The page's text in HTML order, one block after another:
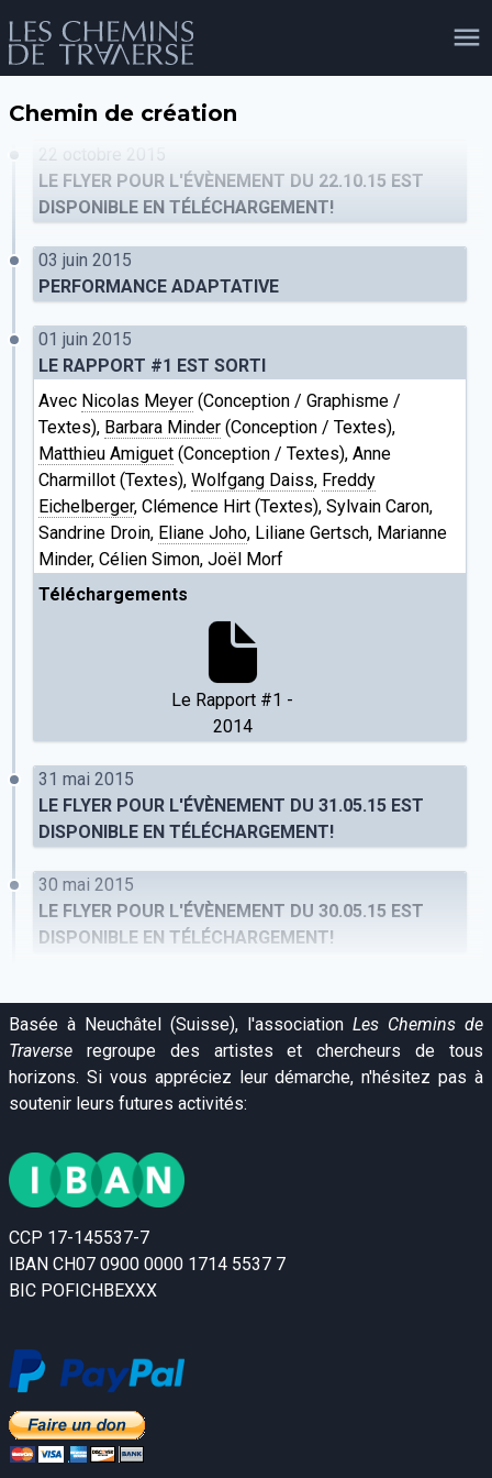
évènements
publics
Chemin de création
22 octobre 2015
LE FLYER POUR L'ÉVÈNEMENT DU 22.10.15 EST
DISPONIBLE EN TÉLÉCHARGEMENT!
03 juin 2015
PERFORMANCE ADAPTATIVE
01 juin 2015
LE RAPPORT #1 EST SORTI
Avec Nicolas Meyer (Conception / Graphisme /
Textes), Barbara Minder (Conception / Textes),
Matthieu Amiguet (Conception / Textes), Anne
Charmillot (Textes), Wolfgang Daiss, Freddy
Eichelberger, Clémence Hirt (Textes), Sylvain Caron,
Sandrine Droin, Eliane Joho, Liliane Gertsch, Marianne
Minder, Célien Simon, Joël Morf
Téléchargements
Le Rapport #1 -
2014
31 mai 2015
LE FLYER POUR L'ÉVÈNEMENT DU 31.05.15 EST
DISPONIBLE EN TÉLÉCHARGEMENT!
30 mai 2015
LE FLYER POUR L'ÉVÈNEMENT DU 30.05.15 EST
DISPONIBLE EN TÉLÉCHARGEMENT!
Basée à Neuchâtel (Suisse), l'association Les Chemins de
Traverse regroupe des artistes et chercheurs de tous
horizons. Si vous appréciez leur démarche, n'hésitez pas à
soutenir leurs futures activités:
CCP 17-145537-7
IBAN CH07 0900 0000 1714 5537 7
BIC POFICHBEXXX